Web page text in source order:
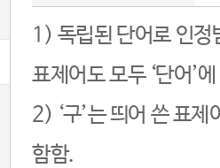
1) 독립된 단어로 인정
표제어도 모두 ‘단어’
2) ‘구’는 띄어 쓴 표
함함.